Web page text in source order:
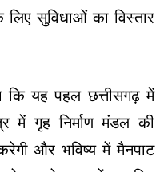
सुविधाओं का विस्तार
कि यह पहल छत्तीसगढ़ में
में गृह निर्माण मंडल की
और भविष्य में मैनपाट